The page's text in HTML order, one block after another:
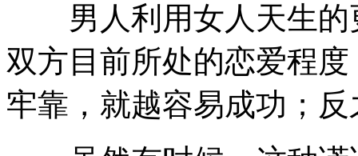
男人利用女人天生的
双方目前所处的恋爱程
牢靠，就越容易成功；